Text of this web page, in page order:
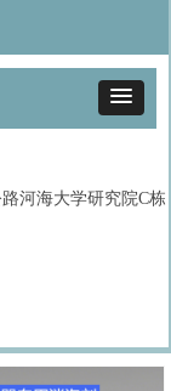
河海大学研究院C栋